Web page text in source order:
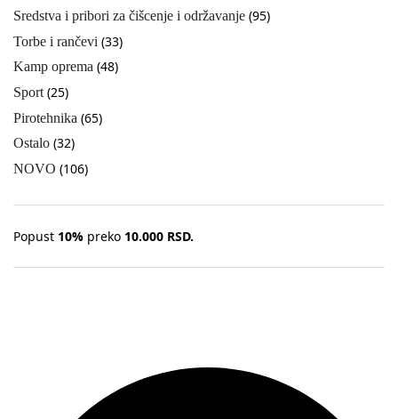
Sredstva i pribori za čišcenje i održavanje (95)
Torbe i rančevi (33)
Kamp oprema (48)
Sport (25)
Pirotehnika (65)
Ostalo (32)
NOVO (106)
Popust 10% preko 10.000 RSD.